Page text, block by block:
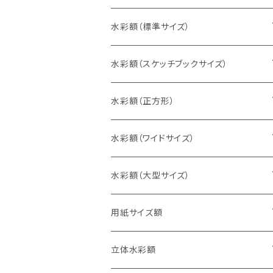
水彩額（標準サイズ）
インチ判（203×254ミリ）
八切判（242×303ミリ）
太子判（288×379ミリ）
四切判（348×424ミリ）
大衣判（394×509ミリ）
半切判（424×545ミリ）
水彩額（スケッチブックサイズ）
スケッチ4Ｆ（352×443ミリ）
スケッチ6Ｆ（458×550ミリ）
スケッチ8Ｆ（520×595ミリ）
スケッチ10Ｆ（595×670ミリ）
水彩額（正方形）
10cm正方形（100×100ミリ）
15cm正方形（150×150ミリ）
20cm正方形（200×200ミリ）
25cm正方形（250×250ミリ）
水彩額（ワイドサイズ）
15×30cm
20×40cm
25×50cm
水彩額（大型サイズ）
大判（660×850ミリ）
MO判（693×893ミリ）
用紙サイズ額
B5判（182×257ミリ）
立体水彩額